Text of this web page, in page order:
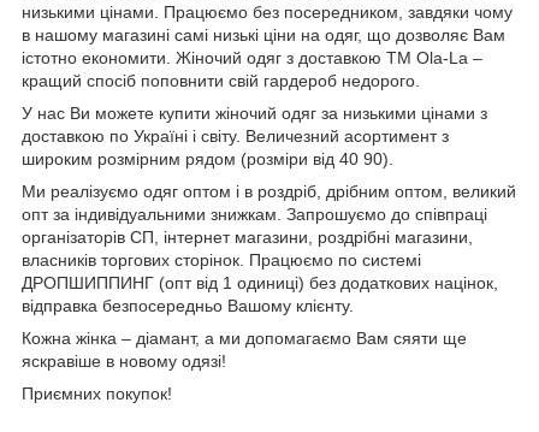
низькими цінами. Працюємо без посередником, завдяки чому
в нашому магазині самі низькі ціни на одяг, що дозволяє Вам
істотно економити. Жіночий одяг з доставкою TM Ola-La –
кращий спосіб поповнити свій гардероб недорого.
У нас Ви можете купити жіночий одяг за низькими цінами з
доставкою по Україні і світу. Величезний асортимент з
широким розмірним рядом (розміри від 40 90).
Ми реалізуємо одяг оптом і в роздріб, дрібним оптом, великий
опт за індивідуальними знижкам. Запрошуємо до співпраці
організаторів СП, інтернет магазини, роздрібні магазини,
власників торгових сторінок. Працюємо по системі
ДРОПШИППИНГ (опт від 1 одиниці) без додаткових націнок,
відправка безпосередньо Вашому клієнту.
Кожна жінка – діамант, а ми допомагаємо Вам сяяти ще
яскравіше в новому одязі!
Приємних покупок!